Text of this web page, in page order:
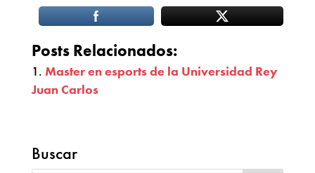
Posts Relacionados:
Master en esports de la Universidad Rey
Juan Carlos
Buscar